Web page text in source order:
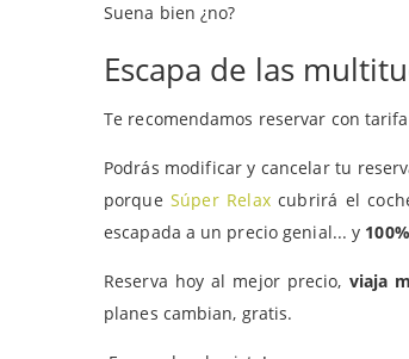
Suena bien ¿no?
Escapa de las
Te recomendamos reservar con tarifa
Podrás modificar y cancelar tu
porqueSúper Relaxcubrirá el
escapada a un precio genial... y
Reserva hoy al mejor precio, viaja
planes cambian, gratis.